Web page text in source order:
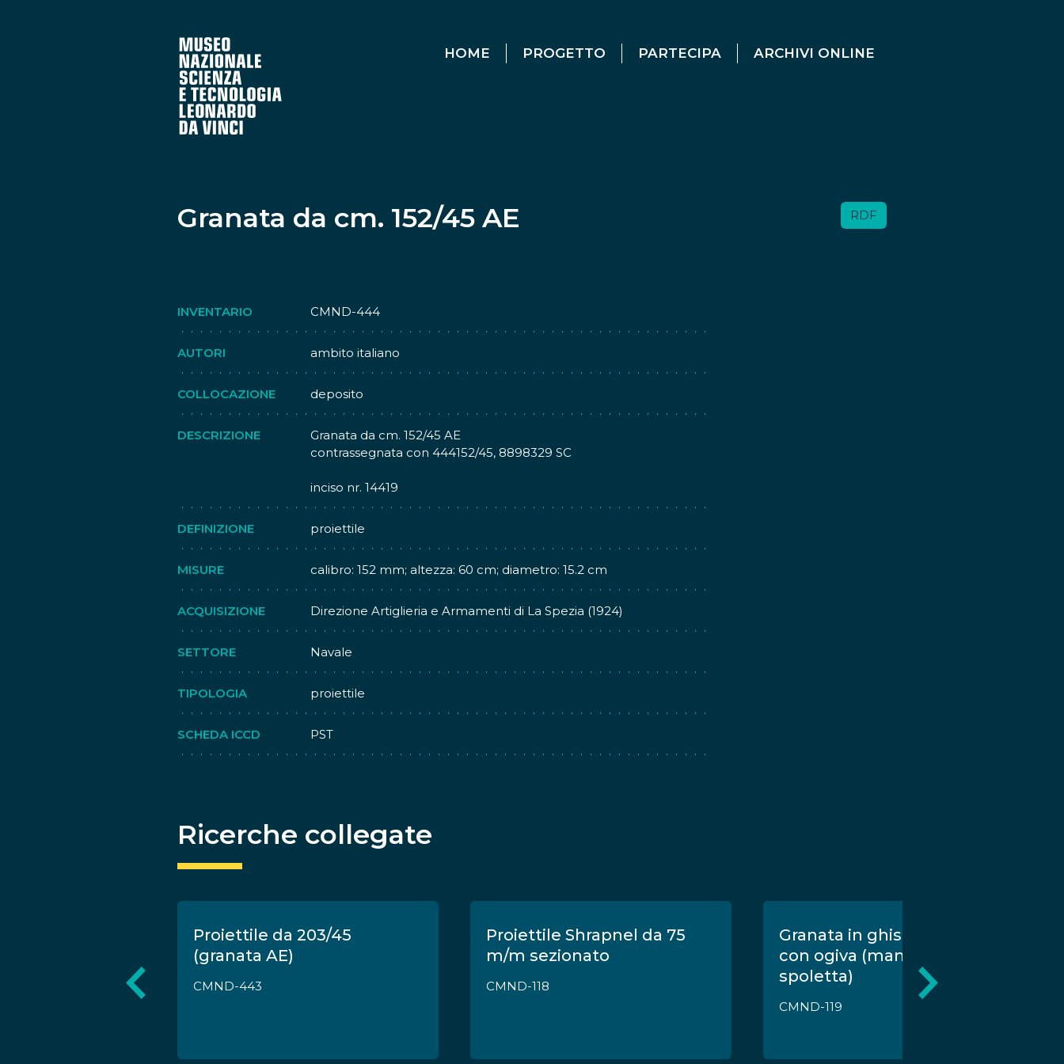
HOME PROGETTO PARTECIPA ARCHIVI ONLINE
Granata da cm. 152/45 AE RDF
INVENTARIO CMND-444
AUTORI ambito italiano
COLLOCAZIONE deposito
DESCRIZIONE
Granata da cm. 152/45 AE
contrassegnata con 444152/45, 8898329 SC
inciso nr. 14419
DEFINIZIONE proiettile
MISURE calibro: 152 mm; altezza: 60 cm; diametro: 15.2 cm
ACQUISIZIONE Direzione Artiglieria e Armamenti di La Spezia (1924)
SETTORE Navale
TIPOLOGIA proiettile
SCHEDA ICCD PST
Ricerche collegate
Proiettile da 203/45
(granata AE)
CMND-443
Proiettile Shrapnel da 75
m/m sezionato
CMND-118
Granata in ghisa da mm. 120
con ogiva (manca la
spoletta)
CMND-119